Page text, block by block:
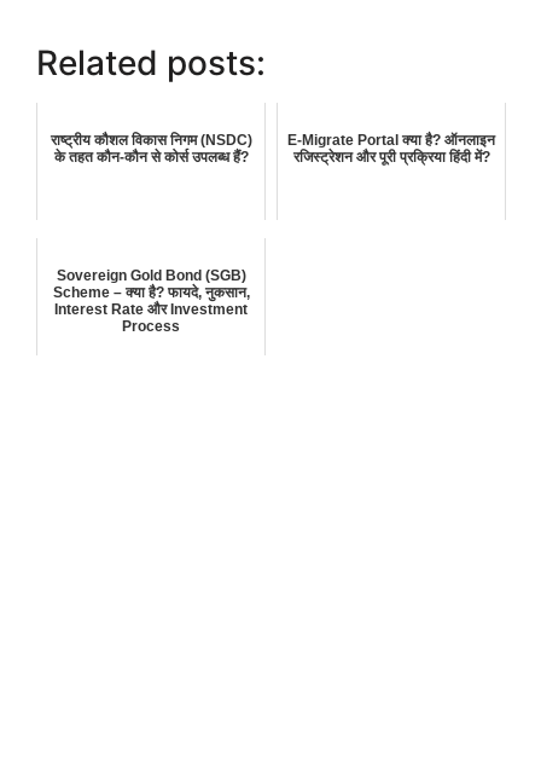
Related posts:
राष्ट्रीय कौशल विकास निगम (NSDC)
के तहत कौन-कौन से कोर्स उपलब्ध हैं?
E-Migrate Portal क्या है? ऑनलाइन
रजिस्ट्रेशन और पूरी प्रक्रिया हिंदी में?
Sovereign Gold Bond (SGB)
Scheme – क्या है? फायदे, नुकसान,
Interest Rate और Investment
Process